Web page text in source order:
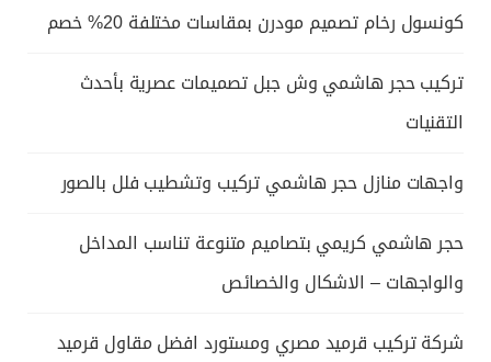
كونسول رخام تصميم مودرن بمقاسات مختلفة 20% خصم
تركيب حجر هاشمي وش جبل تصميمات عصرية بأحدث
التقنيات
واجهات منازل حجر هاشمي تركيب وتشطيب فلل بالصور
حجر هاشمي كريمي بتصاميم متنوعة تناسب المداخل
والواجهات – الاشكال والخصائص
شركة تركيب قرميد مصري ومستورد افضل مقاول قرميد